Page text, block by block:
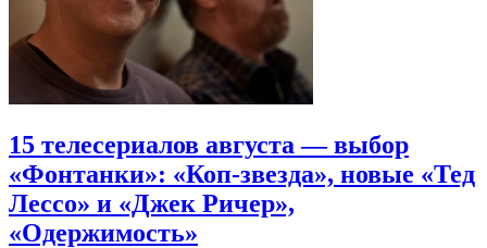
15 телесериалов августа — выбор
«Фонтанки»: «Коп-звезда», новые «Тед
Лессо» и «Джек Ричер»,
«Одержимость»